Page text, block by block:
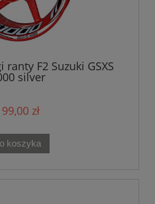
F2 Suzuki GSXS
silver
zł
koszyka